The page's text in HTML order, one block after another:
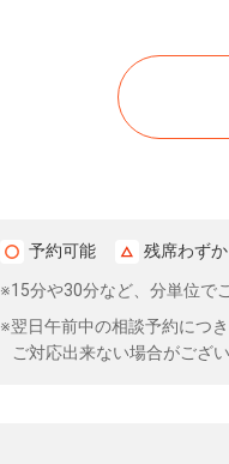
予約可能 残席わずか
※15分や30分など、分単位で
※翌日午前中の相談予約につ
ご対応出来ない場合がござ